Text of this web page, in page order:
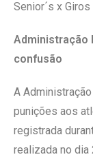
Senior´s x Giros
Administração
confusão
A
punições aos
registrada
realizada no